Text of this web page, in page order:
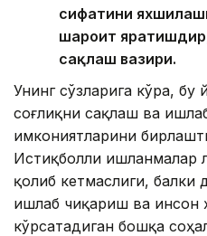
сифатини
шароит
сақлаш вазири.
Унинг сўзларига кўра,
соғлиқни сақлаш ва
имкониятларини
Истиқболли ишланмалар
қолиб кетмаслиги, балки
ишлаб чиқариш ва инсон
кўрсатадиган бошқа